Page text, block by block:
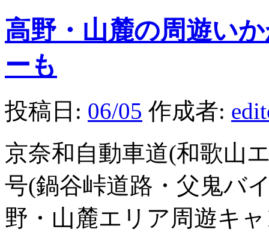
高野・山麓の周遊い
ーも
投稿日: 06/05 作成者:
京奈和自動車道(和歌山
号(鍋谷峠道路・父鬼バ
野・山麓エリア周遊キ